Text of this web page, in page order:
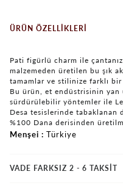
ÜRÜN ÖZELLIKLERI
Pati figürlü charm ile
malzemeden üretilen bu şık
tamamlar ve stilinize farklı
Bu ürün, et endüstrisinin
sürdürülebilir yöntemler ile
Desa tesislerinde tabaklanan
%100 Dana derisinden
Menşei Türkiye
VADE FARKSIZ 2 - 6 TAKSIT